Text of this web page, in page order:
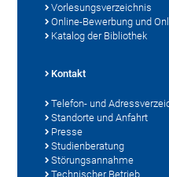
Vorlesungsverzeichnis
Online-Bewerbung und
Katalog der Bibliothek
Kontakt
Telefon- und
Standorte und Anfahrt
Presse
Studienberatung
Störungsannahme
Technischer Betrieb